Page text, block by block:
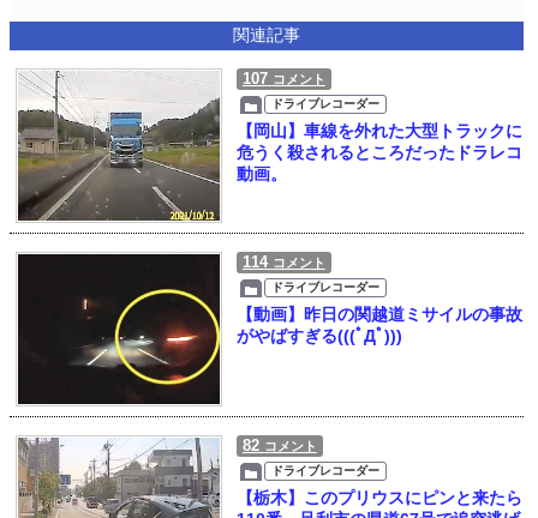
関連記事
107 コメント
ドライブレコーダー
【岡山】車線を外れた大型トラックに
危うく殺されるところだったドラレコ
動画。
114 コメント
ドライブレコーダー
【動画】昨日の関越道ミサイルの事故
がやばすぎる(((ﾟДﾟ)))
82 コメント
ドライブレコーダー
【栃木】このプリウスにピンと来たら